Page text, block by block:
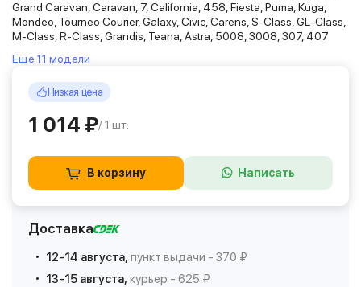
Grand Caravan, Caravan, 7, California, 458, Fiesta, Puma, Kuga,
Mondeo, Tourneo Courier, Galaxy, Civic, Carens, S-Class, GL-Class,
M-Class, R-Class, Grandis, Teana, Astra, 5008, 3008, 307, 407
Еще 11 модели
Низкая цена
1 014 ₽/ 1 шт.
В корзину Написать
Доставка
12-14 августа, пункт выдачи - 370 ₽
13-15 августа, курьер - 625 ₽